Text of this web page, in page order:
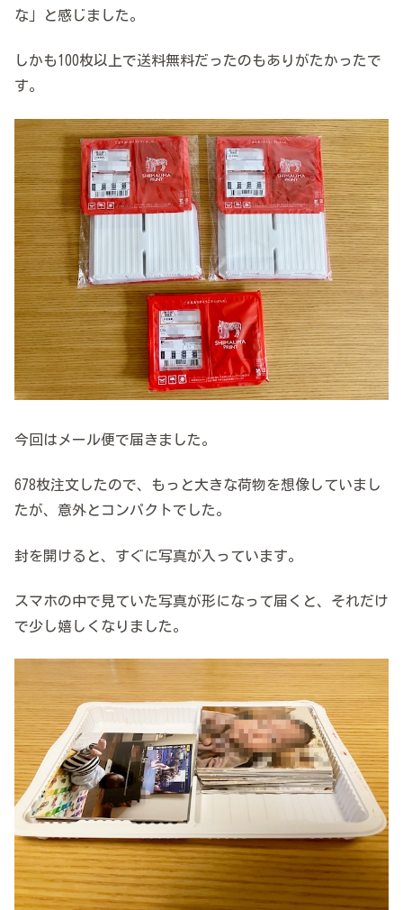
な」と感じました。
しかも100枚以上で送料無料だったのもありがたかったで
す。
今回はメール便で届きました。
678枚注文したので、もっと大きな荷物を想像していまし
たが、意外とコンパクトでした。
封を開けると、すぐに写真が入っています。
スマホの中で見ていた写真が形になって届くと、それだけ
で少し嬉しくなりました。